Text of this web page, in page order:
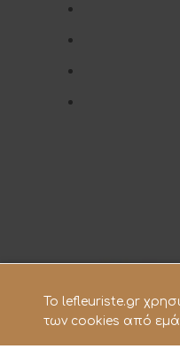
To lefleuriste.gr
των cookies από